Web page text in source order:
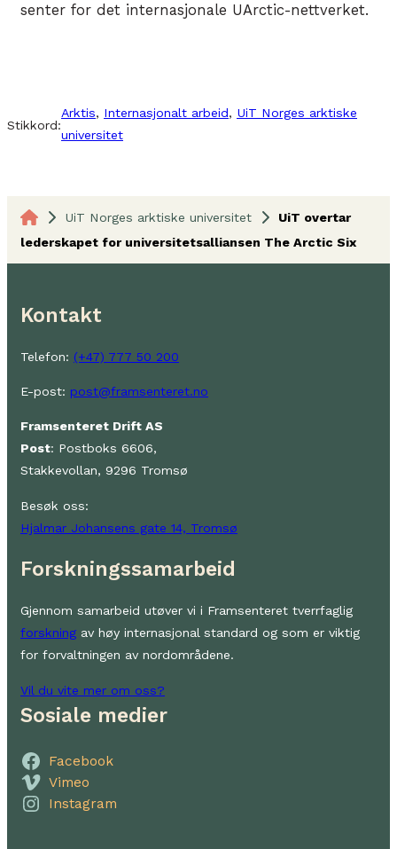
senter for det internasjonale UArctic-nettverket.
Stikkord:
Arktis, Internasjonalt arbeid, UiT Norges arktiske
universitet
UiT Norges arktiske universitet
UiT overtar
lederskapet for universitetsalliansen The Arctic Six
Kontakt
Telefon: (+47) 777 50 200
E-post: post@framsenteret.no
Framsenteret Drift AS
Post: Postboks 6606,
Stakkevollan, 9296 Tromsø
Besøk oss:
Hjalmar Johansens gate 14, Tromsø
Forskningssamarbeid
Gjennom samarbeid utøver vi i Framsenteret tverrfaglig
forskning av høy internasjonal standard og som er viktig
for forvaltningen av nordområdene.
Vil du vite mer om oss?
Sosiale medier
Facebook
Vimeo
Instagram